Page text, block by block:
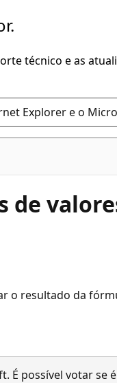
técnico e as
Explorer e o
de
o resultado da
possível votar se